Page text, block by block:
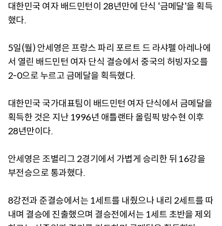
대한민국 여자 배드민턴이 28년만에 단식 '금메달'을 획득
했다.
5일(월) 안세영은 프랑스 파리 포르트 드 라샤펠 아레나에
서 열린 배드민턴 여자 단식 결승에서 중국의 허빙자오를
2-0으로 누르고 금메달을 획득했다.
대한민국 국가대표팀이 배드민턴 여자 단식에서 금메달을
획득한 것은 지난 1996년 애틀랜타 올림픽 방수현 이후
28년만이다.
안세영은 조별리그 2경기에서 가볍게 승리한 뒤 16강을
부전승으로 통과했다.
8강전과 준결승에서는 1세트를 내줬으나 내리 2세트를 따
내며 결승에 진출했으며 결승전에서는 1세트 초반을 제외